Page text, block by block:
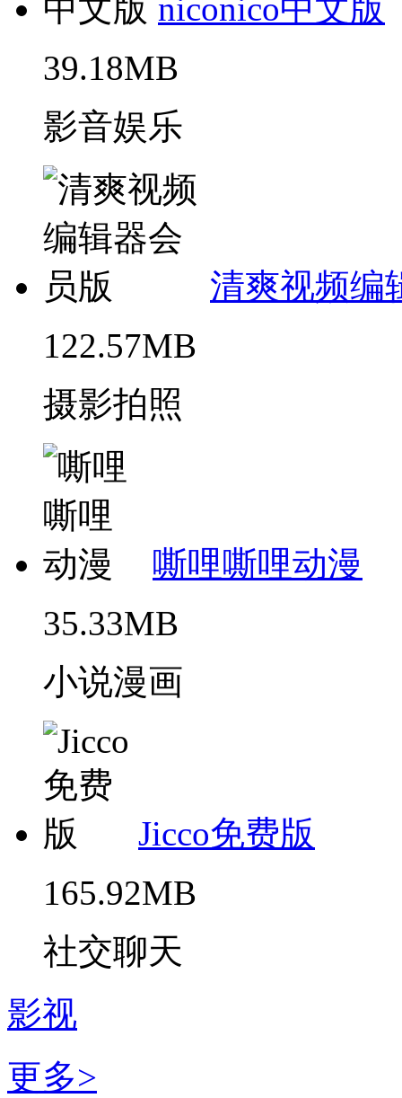
niconico中文版
39.18MB
影音娱乐
清爽视频编
122.57MB
摄影拍照
嘶哩嘶哩动漫
35.33MB
小说漫画
Jicco免费版
165.92MB
社交聊天
影视
更多>